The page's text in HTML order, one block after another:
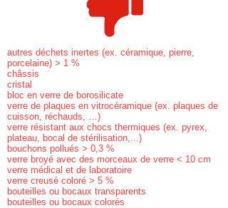
autres déchets inertes (ex. céramique, pierre,
porcelaine) > 1 %
châssis
cristal
bloc en verre de borosilicate
verre de plaques en vitrocéramique (ex. plaques de
cuisson, réchauds, …)
verre résistant aux chocs thermiques (ex. pyrex,
plateau, bocal de stérilisation,...)
bouchons pollués > 0,3 %
verre broyé avec des morceaux de verre < 10 cm
verre médical et de laboratoire
verre creusé coloré > 5 %
bouteilles ou bocaux transparents
bouteilles ou bocaux colorés